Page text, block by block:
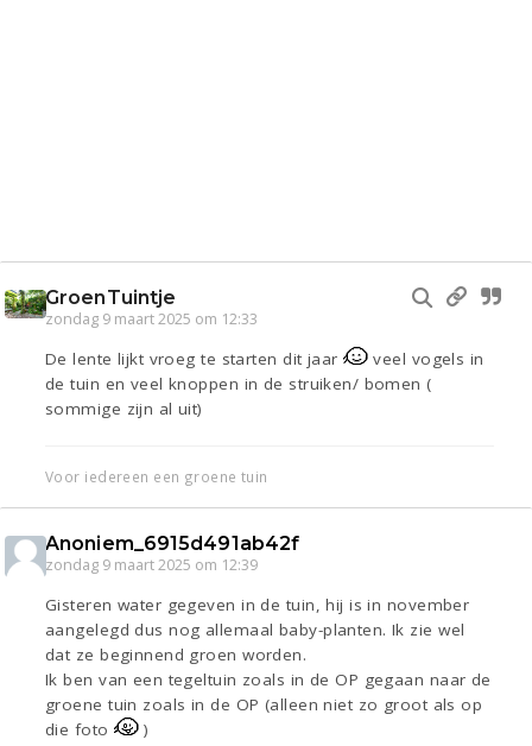
GroenTuintje
zondag 9 maart 2025 om 12:33
De lente lijkt vroeg te starten dit jaar
veel vogels in
de tuin en veel knoppen in de struiken/ bomen (
sommige zijn al uit)
Voor iedereen een groene tuin
Anoniem_6915d491ab42f
zondag 9 maart 2025 om 12:39
Gisteren water gegeven in de tuin, hij is in november
aangelegd dus nog allemaal baby-planten. Ik zie wel
dat ze beginnend groen worden.
Ik ben van een tegeltuin zoals in de OP gegaan naar de
groene tuin zoals in de OP (alleen niet zo groot als op
die foto
)